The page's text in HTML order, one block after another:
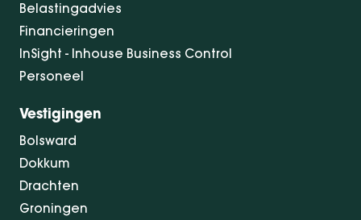
Belastingadvies
Financieringen
InSight - Inhouse Business Control
Personeel
Vestigingen
Bolsward
Dokkum
Drachten
Groningen